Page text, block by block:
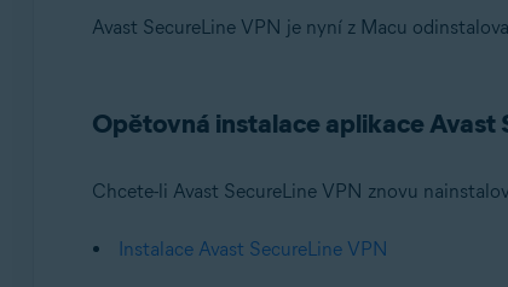
Avast SecureLine VPN je nyní z Macu
Opětovná instalace aplikace Avast
Chcete-li Avast SecureLine VPN znovu
Instalace Avast SecureLine VPN